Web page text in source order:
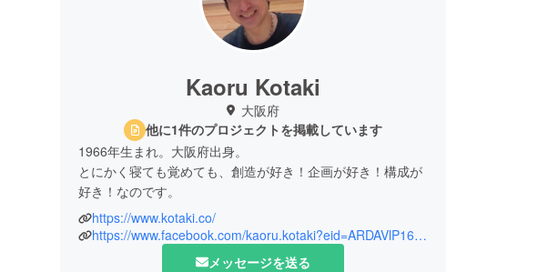
Kaoru Kotaki
大阪府
他に1件のプロジェクトを掲載しています
1966年生まれ。大阪府出身。
とにかく寝ても覚めても、創造が好き！企画が好き！構成が
好き！なのです。
そしてなぜか若い頃から人の前に立つ事が多く、
リーダーを務めさせていただく事も多かったです。
https://www.kotaki.co/
https://www.facebook.com/kaoru.kotaki?eid=ARDAVlP16REdPBbbEmN5mdu9DM5b9bN11ShINKny5yfJyb3ZB8Gj-v8wNN9cBIC64gyWatsJaVV-J2uc&timeline_context_item_type=intro_card_relationship&timeline_context_item_source=100005899231748
メッセージを送る